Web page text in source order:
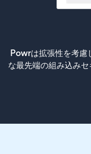
Powrは拡張性を考慮
な最先端の組み込み